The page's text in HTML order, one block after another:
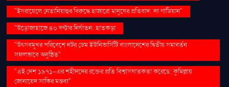
"ইসরায়েলে নেতানিয়াহুর বিরুদ্ধে হাজারো মানুষের প্রতিবাদ: দ্য গার্ডিয়ান"
"উড়োজাহাজে ৪০ ঘণ্টার নির্যাতন: হাতকড়া
"উৎসবমুখর পরিবেশে নটর ডেম ইউনিভার্সিটি বাংলাদেশের দ্বিতীয় সমাবর্তন
সফলভাবে অনুষ্ঠিত"
"এই দেশ ১৯৭১-এর শহীদদের রক্তের প্রতি বিশ্বাসঘাতকতা করেছে: কুমিল্লায়
জোনায়েদ সাকির মন্তব্য"